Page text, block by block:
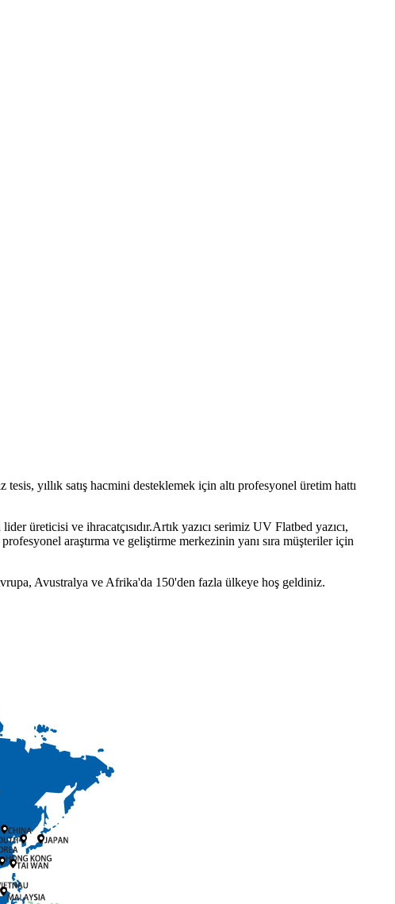
yıllık satış hacmini desteklemek için altı profesyonel üretim hattı
üreticisi ve ihracatçısıdır.Artık yazıcı serimiz UV Flatbed yazıcı,
araştırma ve geliştirme merkezinin yanı sıra müşteriler için
Avustralya ve Afrika'da 150'den fazla ülkeye hoş geldiniz.